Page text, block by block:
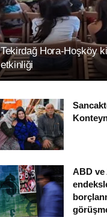
Tekirdağ Hora-Hoşköy
etkinliği
ABD ve